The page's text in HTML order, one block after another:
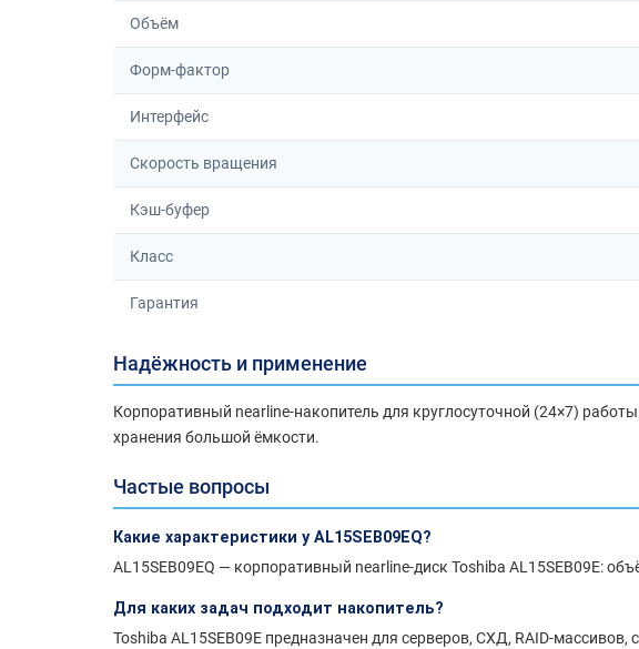
Объём
Форм-фактор
Интерфейс
Скорость вращения
Кэш-буфер
Класс
Гарантия
Надёжность и применение
Корпоративный nearline-накопитель для круглосуточной (24×7)
хранения большой ёмкости.
Частые вопросы
Какие характеристики у AL15SEB09EQ?
AL15SEB09EQ — корпоративный nearline-диск Toshiba AL15SEB09E:
Для каких задач подходит накопитель?
Toshiba AL15SEB09E предназначен для серверов, СХД, RAID-